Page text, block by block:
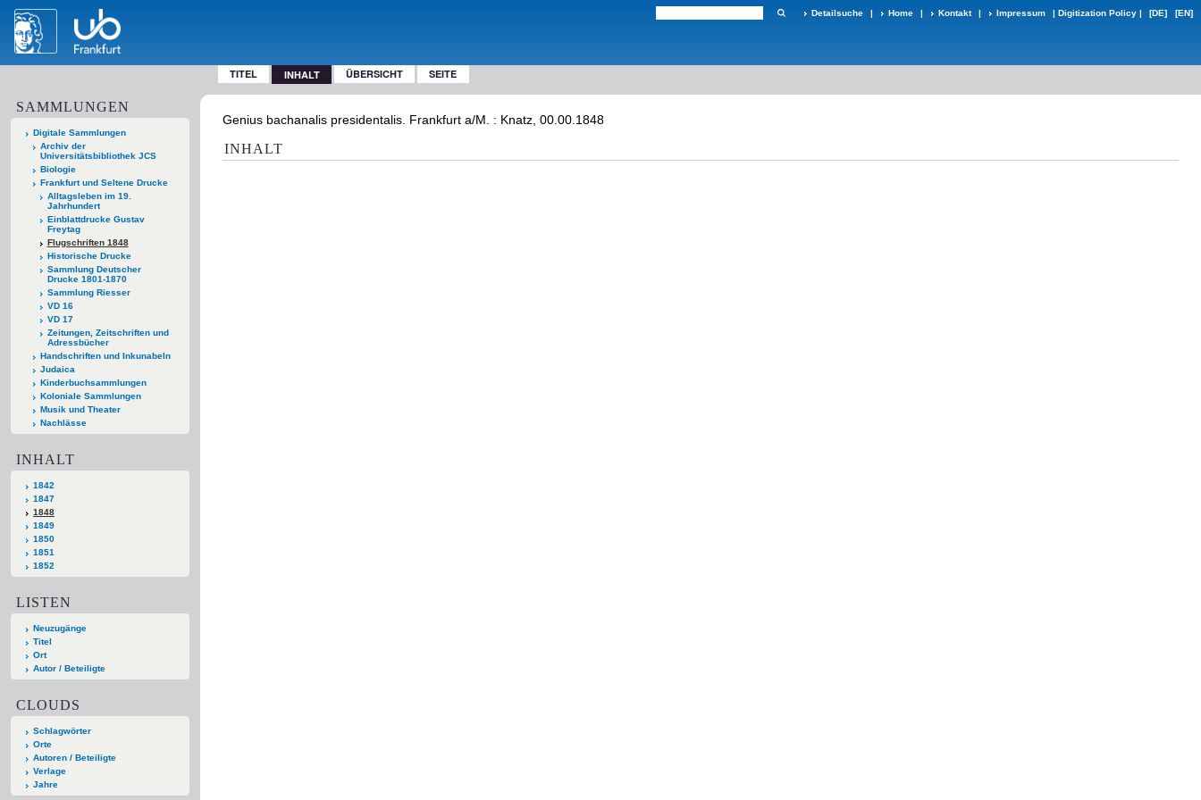
Detailsuche | Home | Kontakt | Impressum | Digitization Policy | [DE] [EN]
TITEL INHALT ÜBERSICHT SEITE
SAMMLUNGEN
Digitale Sammlungen
Archiv der
Universitätsbibliothek JCS
Biologie
Frankfurt und Seltene Drucke
Alltagsleben im 19.
Jahrhundert
Einblattdrucke Gustav
Freytag
Flugschriften 1848
Historische Drucke
Sammlung Deutscher
Drucke 1801-1870
Sammlung Riesser
VD 16
VD 17
Zeitungen, Zeitschriften und
Adressbücher
Handschriften und Inkunabeln
Judaica
Kinderbuchsammlungen
Koloniale Sammlungen
Musik und Theater
Nachlässe
INHALT
1842
1847
1848
1849
1850
1851
1852
LISTEN
Neuzugänge
Titel
Ort
Autor / Beteiligte
CLOUDS
Schlagwörter
Orte
Autoren / Beteiligte
Verlage
Jahre
Genius bachanalis presidentalis. Frankfurt a/M. : Knatz, 00.00.1848
INHALT